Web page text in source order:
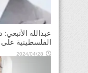
عبدالله
الفلسطينية
2024/04/28